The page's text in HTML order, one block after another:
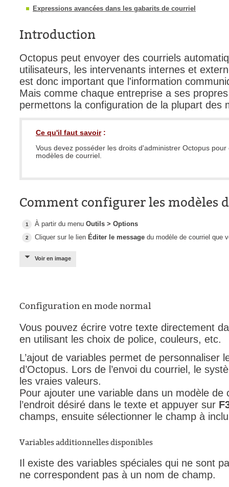
ITIL®
KB
Locaux
M'inscrire au
niveaux
Octopus 7
Portail Web
service
SLA
Suivi
suivi par
utilisateur
Expressions avancées dans les gabarits de courriel
Introduction
Octopus peut envoyer des courriels
utilisateurs, les intervenants internes et
est donc important que l'information
Mais comme chaque entreprise a ses
permettons la configuration de la plupart des
Ce qu'il faut savoir:
Vous devez posséder les droits d'administrer Octopus pour
modèles de courriel.
Comment configurer les modèles
À partir du menu Outils > Options
Cliquer sur le lien Éditer le message du modèle de courriel que
Voir en image
Configuration en mode normal
Vous pouvez écrire votre texte directement
en utilisant les choix de police, couleurs, etc.
L’ajout de variables permet de personnaliser
d’Octopus. Lors de l’envoi du courriel, le
les vraies valeurs.
Pour ajouter une variable dans un modèle
l’endroit désiré dans le texte et appuyer sur
champs, ensuite sélectionner le champ à
Variables additionnelles disponibles
Il existe des variables spéciales qui ne sont
ne correspondent pas à un nom de champ.